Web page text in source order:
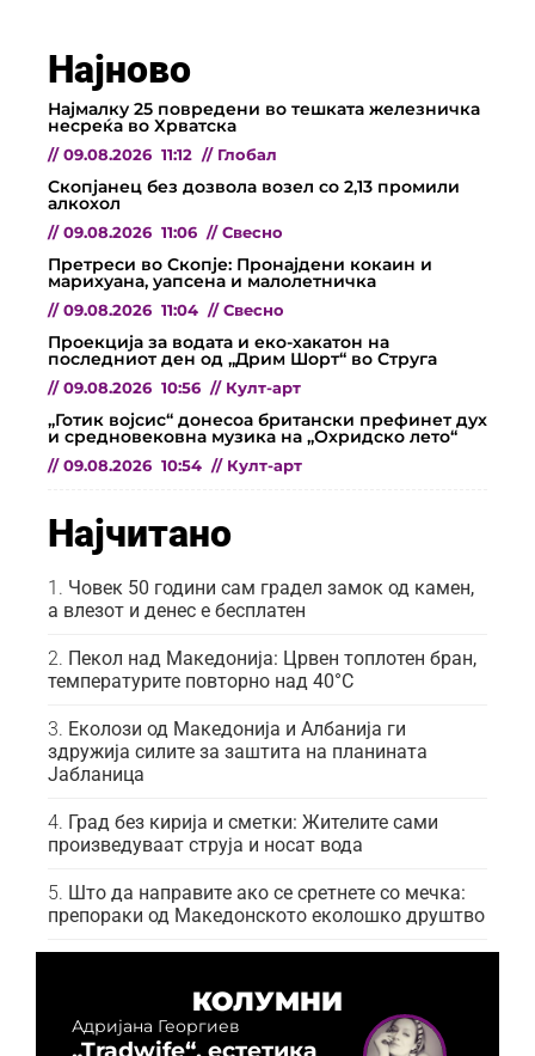
Најново
Најмалку 25 повредени во тешката железничка
несреќа во Хрватска
// 09.08.2026 11:12 // Глобал
Скопјанец без дозвола возел со 2,13 промили
алкохол
// 09.08.2026 11:06 // Свесно
Претреси во Скопје: Пронајдени кокаин и
марихуана, уапсена и малолетничка
// 09.08.2026 11:04 // Свесно
Проекција за водата и еко-хакатон на
последниот ден од „Дрим Шорт“ во Струга
// 09.08.2026 10:56 // Култ-арт
„Готик војсис“ донесоа британски префинет дух
и средновековна музика на „Охридско лето“
// 09.08.2026 10:54 // Култ-арт
Најчитано
Човек 50 години сам градел замок од камен,
а влезот и денес е бесплатен
Пекол над Македонија: Црвен топлотен бран,
температурите повторно над 40°C
Еколози од Македонија и Албанија ги
здружија силите за заштита на планината
Јабланица
Град без кирија и сметки: Жителите сами
произведуваат струја и носат вода
Што да направите ако се сретнете со мечка:
препораки од Македонското еколошко друштво
КОЛУМНИ
Адријана Георгиев
„Tradwife“, естетика